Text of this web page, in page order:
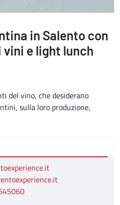
in Salento con
e light lunch
del vino, che desiderano
sulla loro produzione,